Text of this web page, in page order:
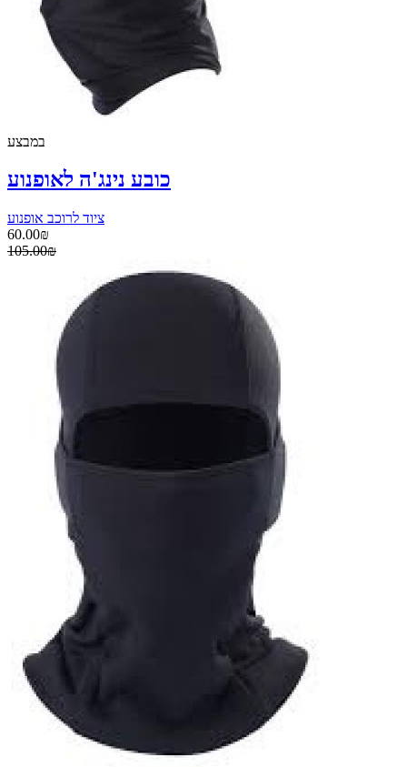
במבצע
כובע נינג'ה לאופנוע
ציוד לרוכב אופנוע
60.00₪
105.00₪